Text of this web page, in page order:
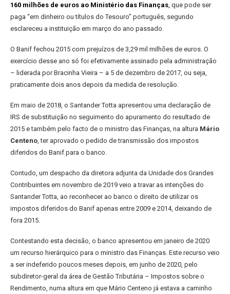
160 milhões de euros ao Ministério das Finanças, que pode ser
paga “em dinheiro ou títulos do Tesouro” português, segundo
esclareceu a instituição em março do ano passado.
O Banif fechou 2015 com prejuízos de 3,29 mil milhões de euros. O
exercício desse ano só foi efetivamente assinado pela administração
– liderada por Bracinha Vieira – a 5 de dezembro de 2017, ou seja,
praticamente dois anos depois da medida de resolução.
Em maio de 2018, o Santander Totta apresentou uma declaração de
IRS de substituição no seguimento do apuramento do resultado de
2015 e também pelo facto de o ministro das Finanças, na altura Mário
Centeno, ter aprovado o pedido de transmissão dos impostos
diferidos do Banif para o banco.
Contudo, um despacho da diretora adjunta da Unidade dos Grandes
Contribuintes em novembro de 2019 veio a travar as intenções do
Santander Totta, ao reconhecer ao banco o direito de utilizar os
impostos diferidos do Banif apenas entre 2009 e 2014, deixando de
fora 2015.
Contestando esta decisão, o banco apresentou em janeiro de 2020
um recurso hierárquico para o ministro das Finanças. Este recurso veio
a ser indeferido poucos meses depois, em junho de 2020, pelo
subdiretor-geral da área de Gestão Tributária – Impostos sobre o
Rendimento, numa altura em que Mário Centeno já estava a caminho